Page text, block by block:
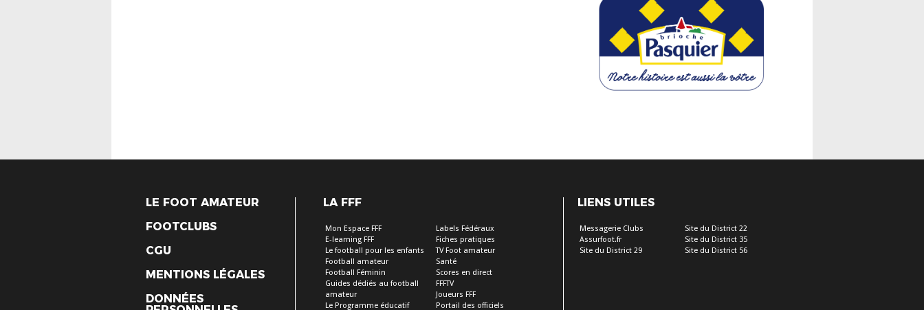
LE FOOT AMATEUR
FOOTCLUBS
CGU
MENTIONS LÉGALES
DONNÉES
LA FFF
Mon Espace FFF
E-learning FFF
Le football pour les enfants
Football amateur
Football Féminin
Guides dédiés au football
amateur
Le Programme éducatif
Labels Fédéraux
Fiches pratiques
TV Foot amateur
Santé
Scores en direct
FFFTV
Joueurs FFF
Portail des officiels
LIENS UTILES
Messagerie Clubs
Assurfoot.fr
Site du District 29
Site du District 22
Site du District 35
Site du District 56